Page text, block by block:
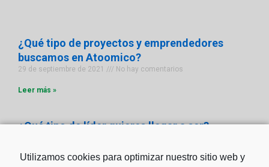
¿Qué tipo de proyectos y emprendedores
buscamos en Atoomico?
29 de septiembre de 2021 No hay comentarios
Leer más »
¿Qué tipo de líder quieres llegar a ser?
Leer más »
Utilizamos cookies para optimizar nuestro sitio web y